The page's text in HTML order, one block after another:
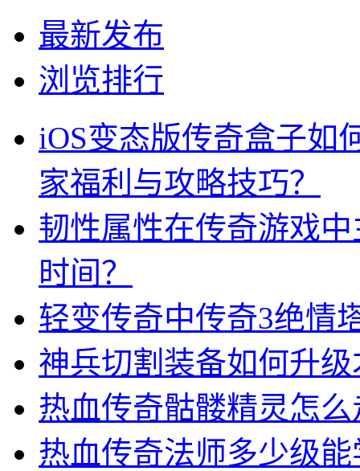
最新发布
浏览排行
iOS变态版传奇盒子如
家福利与攻略技巧？
韧性属性在传奇游戏
时间？
轻变传奇中传奇3绝情
神兵切割装备如何升
热血传奇骷髅精灵怎
热血传奇法师多少级